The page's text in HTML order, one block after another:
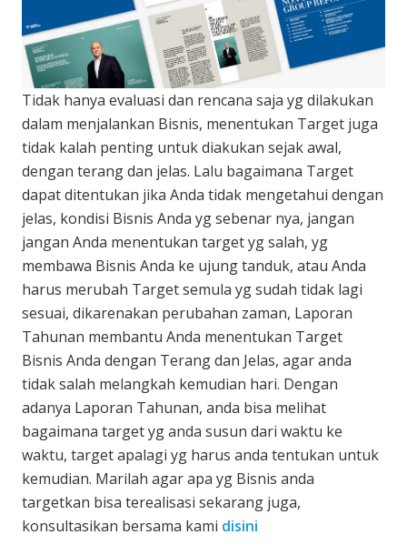
Tidak hanya evaluasi dan rencana saja yg dilakukan
dalam menjalankan Bisnis, menentukan Target juga
tidak kalah penting untuk diakukan sejak awal,
dengan terang dan jelas. Lalu bagaimana Target
dapat ditentukan jika Anda tidak mengetahui dengan
jelas, kondisi Bisnis Anda yg sebenar nya, jangan
jangan Anda menentukan target yg salah, yg
membawa Bisnis Anda ke ujung tanduk, atau Anda
harus merubah Target semula yg sudah tidak lagi
sesuai, dikarenakan perubahan zaman, Laporan
Tahunan membantu Anda menentukan Target
Bisnis Anda dengan Terang dan Jelas, agar anda
tidak salah melangkah kemudian hari. Dengan
adanya Laporan Tahunan, anda bisa melihat
bagaimana target yg anda susun dari waktu ke
waktu, target apalagi yg harus anda tentukan untuk
kemudian. Marilah agar apa yg Bisnis anda
targetkan bisa terealisasi sekarang juga,
konsultasikan bersama kami disini